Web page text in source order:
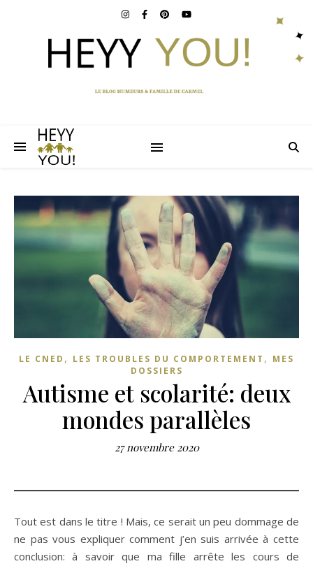
LE CNED , LES TROUBLES DU COMPORTEMENT , MES
DOSSIERS
Autisme et scolarité: deux
mondes parallèles
27 novembre 2020
Tout est dans le titre ! Mais, ce serait un peu dommage de
ne pas vous expliquer comment j’en suis arrivée à cette
conclusion: à savoir que ma fille arrête les cours de